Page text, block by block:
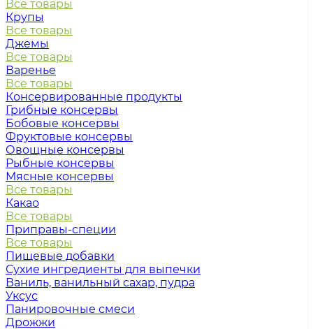
Все товары
Крупы
Все товары
Джемы
Все товары
Варенье
Все товары
Консервированные продукты
Грибные консервы
Бобовые консервы
Фруктовые консервы
Овощные консервы
Рыбные консервы
Мясные консервы
Все товары
Какао
Все товары
Приправы-специи
Все товары
Пищевые добавки
Сухие ингредиенты для выпечки
Ваниль, ванильный сахар, пудра
Уксус
Панировочные смеси
Дрожжи